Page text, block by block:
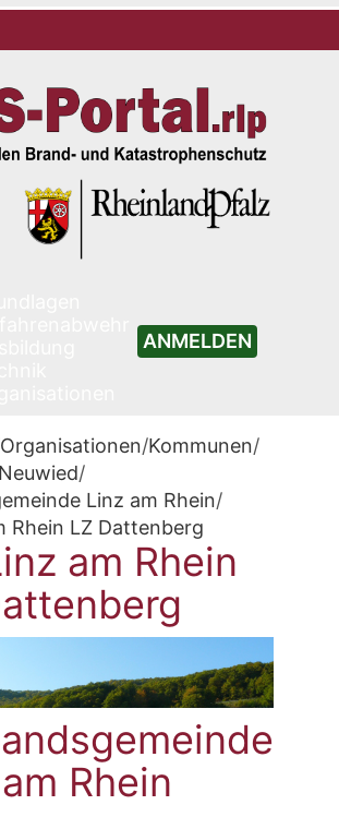
ANMELDEN
Organisationen/Kommunen/
/
Linz am Rhein/
Rhein LZ Dattenberg
am Rhein
Rhein